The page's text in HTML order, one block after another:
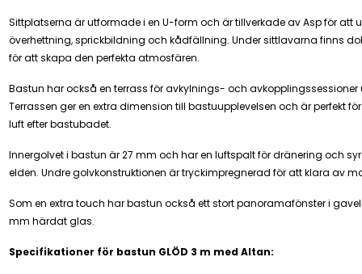
Sittplatserna är utformade i en U-form och är tillverkade av Asp för att
överhettning, sprickbildning och kådfällning. Under sittlavarna finns
för att skapa den perfekta atmosfären.
Bastun har också en terrass för avkylnings- och avkopplingssessioner
Terrassen ger en extra dimension till bastuupplevelsen och är perfekt
luft efter bastubadet.
Innergolvet i bastun är 27 mm och har en luftspalt för dränering och
elden. Undre golvkonstruktionen är tryckimpregnerad för att klara av
Som en extra touch har bastun också ett stort panoramafönster i
mm härdat glas.
Specifikationer för bastun GLÖD 3 m med Altan: